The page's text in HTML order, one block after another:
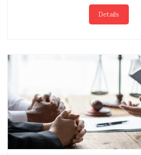
Details